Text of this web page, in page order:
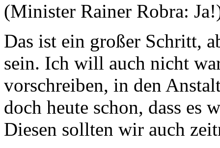
(Minister Rainer Robra:
Das ist ein großer Schritt,
sein. Ich will auch nicht
vorschreiben, in den
doch heute schon, dass es
Diesen sollten wir auch